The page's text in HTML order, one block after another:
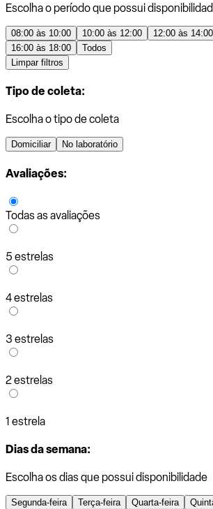
Escolha o período que possui
08:00 às 10:00 10:00 às 12:00 12:00 às 14:00
16:00 às 18:00
Todos
Limpar filtros
Tipo de coleta:
Escolha o tipo de coleta
Domiciliar No laboratório
Avaliações:
Todas as avaliações
5 estrelas
4 estrelas
3 estrelas
2 estrelas
1 estrela
Dias da semana:
Escolha os dias que possui disponibilidade
Segunda-feira Terça-feira Quarta-feira